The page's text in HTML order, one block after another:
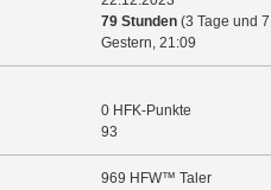
79 Stunden (3 Tage und
Gestern, 21:09
0 HFK-Punkte
93
969 HFW™ Taler